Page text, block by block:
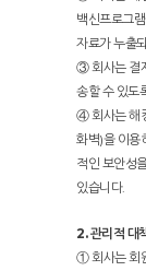
백신프로그
자료가 누출
③ 회사는 결
송할 수 있도
④ 회사는 해
화벽)을 이용
적인 보안성
있습니다.
2. 관리적 대
① 회사는 회